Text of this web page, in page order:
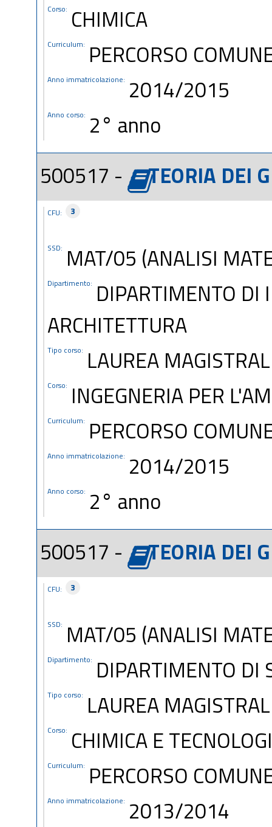
Corso: CHIMICA
Curriculum: PERCORSO
Anno immatricolazione: 2014/2015
Anno corso: 2° anno
500517 -
TEORIA DEI
CFU: 3
SSD: MAT/05 (ANALISI
Dipartimento: DIPARTIMENTO DI
ARCHITETTURA
Tipo corso: LAUREA
Corso: INGEGNERIA PER
Curriculum: PERCORSO
Anno immatricolazione: 2014/2015
Anno corso: 2° anno
500517 -
TEORIA DEI
CFU: 3
SSD: MAT/05 (ANALISI
Dipartimento: DIPARTIMENTO DI
Tipo corso: LAUREA
Corso: CHIMICA E
Curriculum: PERCORSO
Anno immatricolazione: 2013/2014